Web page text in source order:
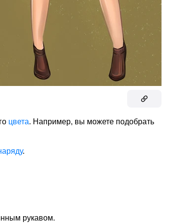
цвета. Например, вы можете подобрать
.
рукавом.